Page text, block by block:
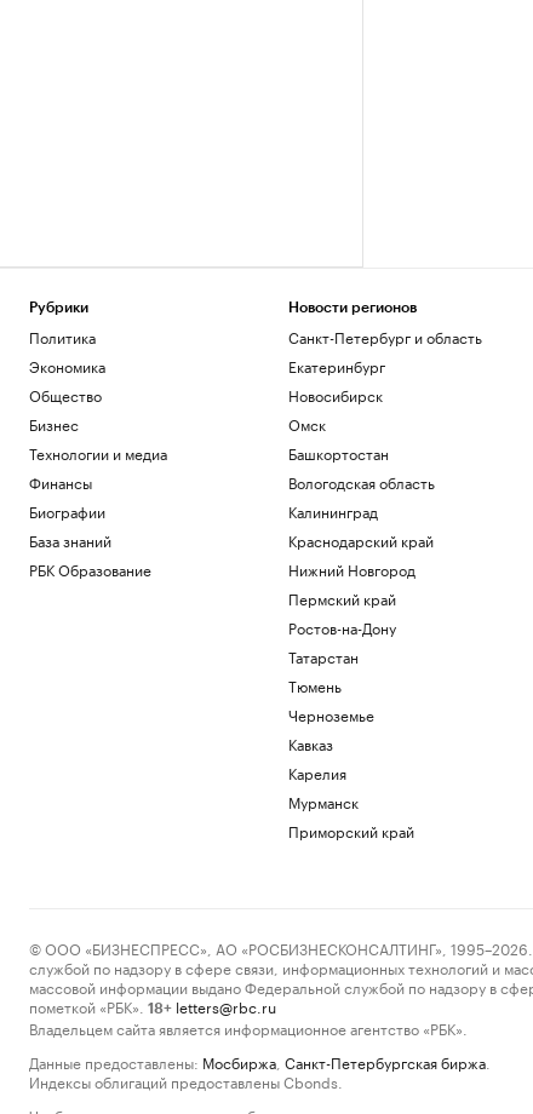
Рубрики
Политика
Экономика
Общество
Бизнес
Технологии и медиа
Финансы
Биографии
База знаний
РБК Образование
Новости регионов
Санкт-Петербург и область
Екатеринбург
Новосибирск
Омск
Башкортостан
Вологодская область
Калининград
Краснодарский край
Нижний Новгород
Пермский край
Ростов-на-Дону
Татарстан
Тюмень
Черноземье
Кавказ
Карелия
Мурманск
Приморский край
© ООО «БИЗНЕСПРЕСС», АО «РОСБИЗНЕСКОНСАЛТИНГ», 1995–2026.
службой по надзору в сфере связи, информационных технологий и
массовой информации выдано Федеральной службой по надзору в
пометкой «РБК».
18+ letters@rbc.ru
Владельцем сайта является информационное агентство «РБК».
Данные предоставлены: Мосбиржа Санкт-Петербургская биржа
Индексы облигаций предоставлены Cbonds.